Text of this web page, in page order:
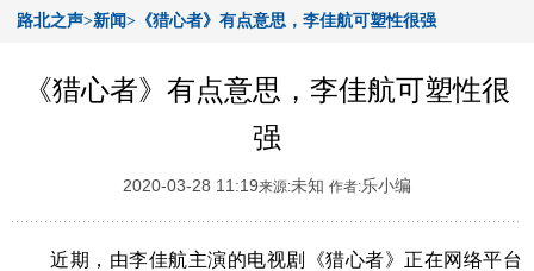
路北之声>新闻>《猎心者》有点意思，李佳航可塑性很强
《猎心者》有点意思，李佳航可塑性很
强
2020-03-28 11:19来源:未知 作者:乐小编
近期，由李佳航主演的电视剧《猎心者》正在网络平台